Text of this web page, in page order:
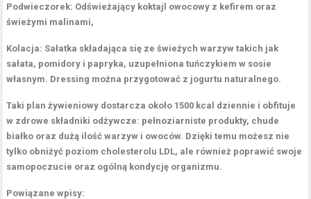
Podwieczorek: Odświeżający koktajl owocowy z kefirem oraz
świeżymi malinami,
Kolacja: Sałatka składająca się ze świeżych warzyw takich jak
sałata, pomidory i papryka, uzupełniona tuńczykiem w sosie
własnym. Dressing można przygotować z jogurtu naturalnego.
Taki plan żywieniowy dostarcza około 1500 kcal dziennie i obfituje
w zdrowe składniki odżywcze: pełnoziarniste produkty, chude
białko oraz dużą ilość warzyw i owoców. Dzięki temu możesz nie
tylko obniżyć poziom cholesterolu LDL, ale również poprawić swoje
samopoczucie oraz ogólną kondycję organizmu.
Powiązane wpisy: